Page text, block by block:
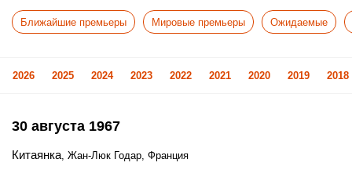
Ближайшие премьеры Мировые премьеры Ожидаемые
2026 2025 2024 2023 2022 2021 2020 2019 2018
30 августа 1967
Китаянка, Жан-Люк Годар, Франция